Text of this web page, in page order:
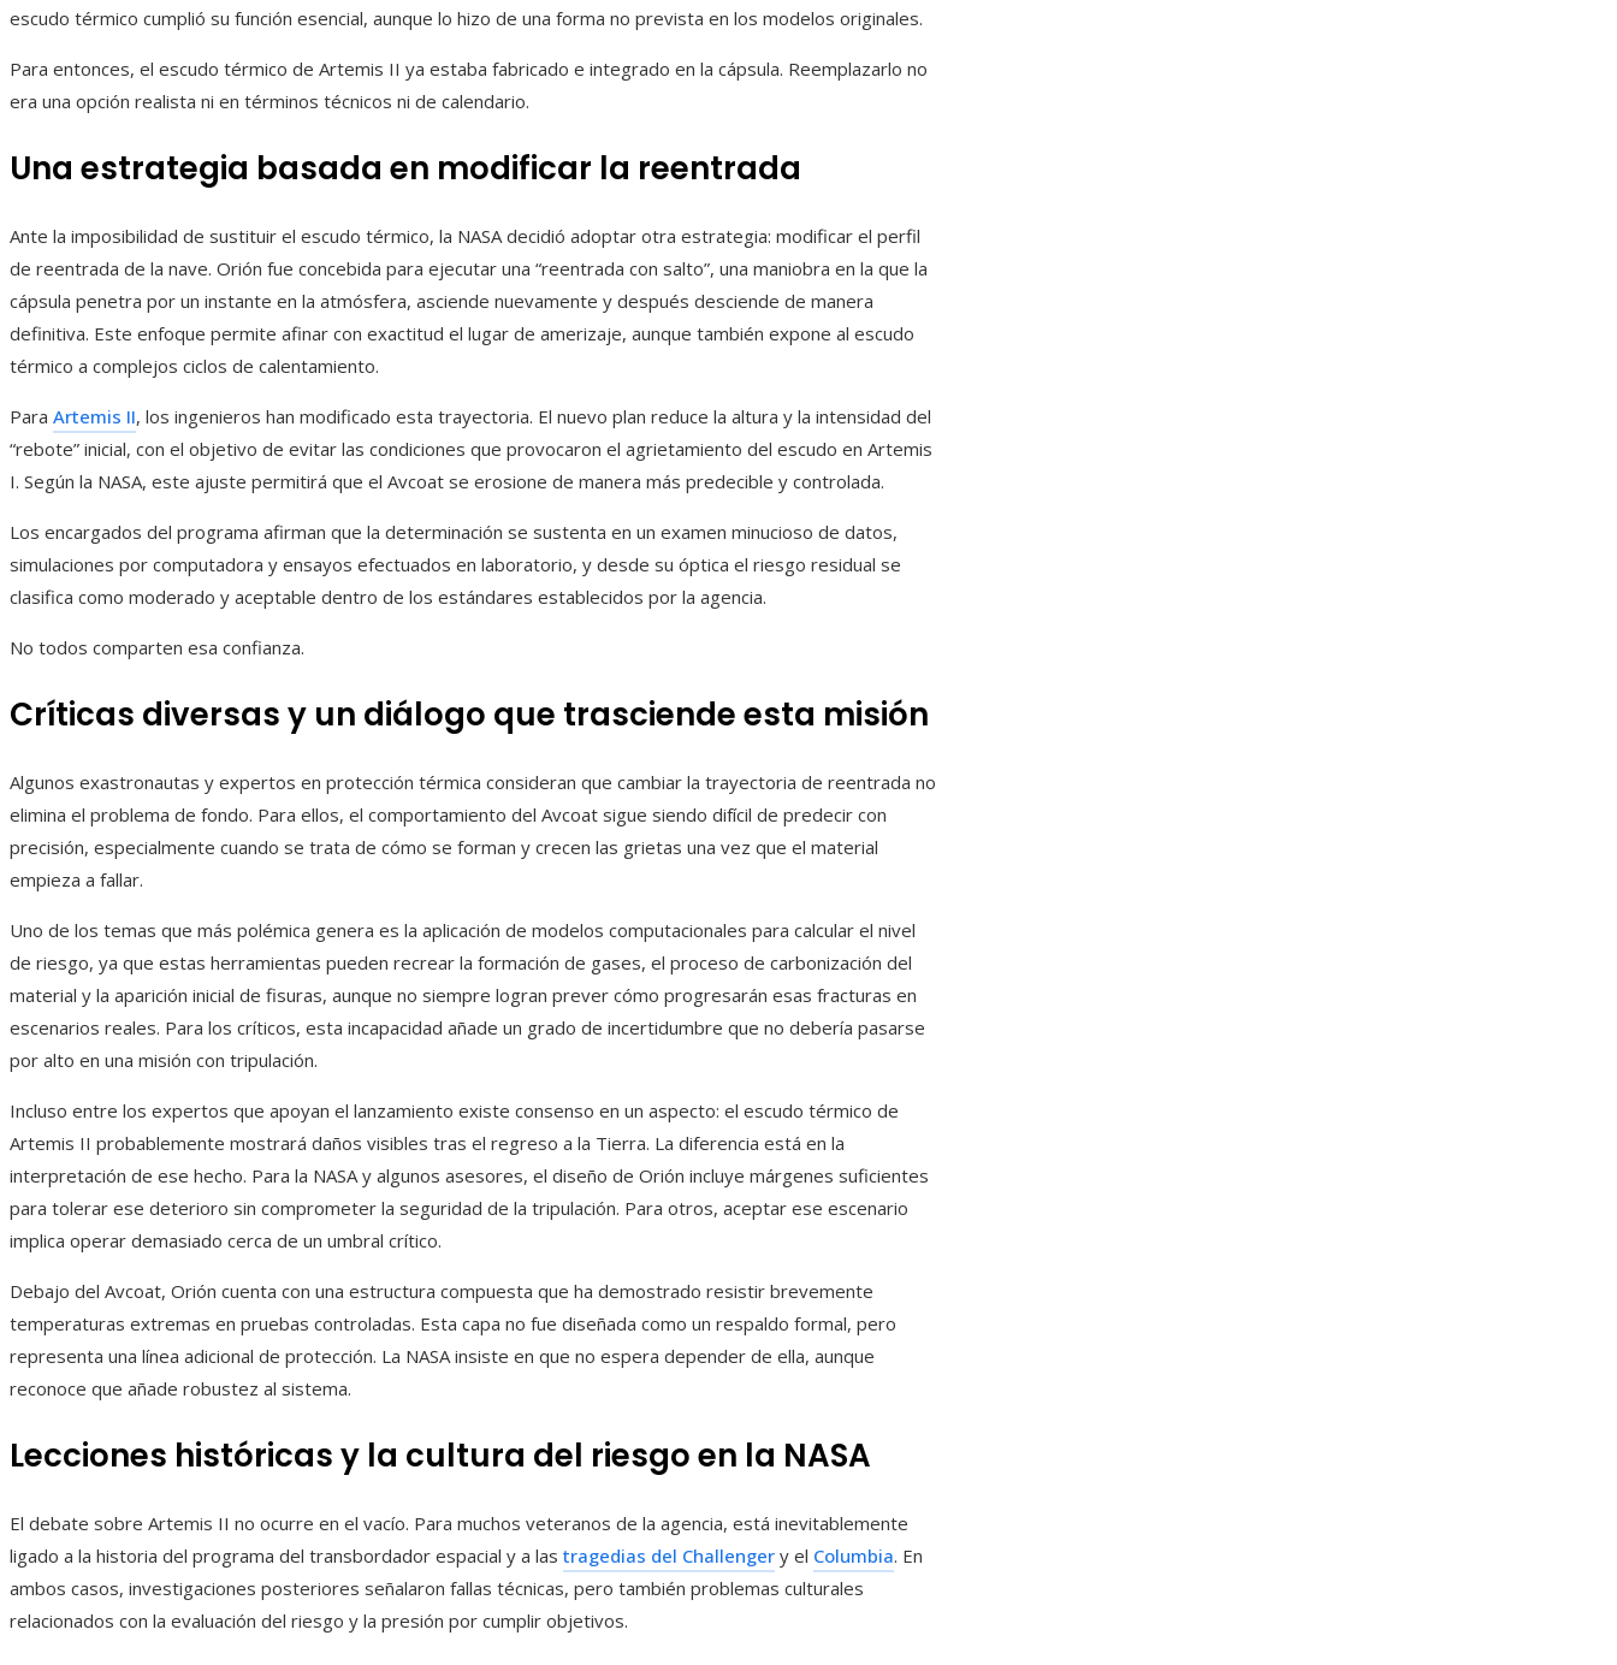
escudo térmico cumplió su función esencial, aunque lo hizo de una forma no prevista en los modelos originales.
Para entonces, el escudo térmico de Artemis II ya estaba fabricado e integrado en la cápsula. Reemplazarlo no
era una opción realista ni en términos técnicos ni de calendario.
Una estrategia basada en modificar la reentrada
Ante la imposibilidad de sustituir el escudo térmico, la NASA decidió adoptar otra estrategia: modificar el perfil
de reentrada de la nave. Orión fue concebida para ejecutar una “reentrada con salto”, una maniobra en la que la
cápsula penetra por un instante en la atmósfera, asciende nuevamente y después desciende de manera
definitiva. Este enfoque permite afinar con exactitud el lugar de amerizaje, aunque también expone al escudo
térmico a complejos ciclos de calentamiento.
Para Artemis II, los ingenieros han modificado esta trayectoria. El nuevo plan reduce la altura y la intensidad del
“rebote” inicial, con el objetivo de evitar las condiciones que provocaron el agrietamiento del escudo en Artemis
I. Según la NASA, este ajuste permitirá que el Avcoat se erosione de manera más predecible y controlada.
Los encargados del programa afirman que la determinación se sustenta en un examen minucioso de datos,
simulaciones por computadora y ensayos efectuados en laboratorio, y desde su óptica el riesgo residual se
clasifica como moderado y aceptable dentro de los estándares establecidos por la agencia.
No todos comparten esa confianza.
Críticas diversas y un diálogo que trasciende esta misión
Algunos exastronautas y expertos en protección térmica consideran que cambiar la trayectoria de reentrada no
elimina el problema de fondo. Para ellos, el comportamiento del Avcoat sigue siendo difícil de predecir con
precisión, especialmente cuando se trata de cómo se forman y crecen las grietas una vez que el material
empieza a fallar.
Uno de los temas que más polémica genera es la aplicación de modelos computacionales para calcular el nivel
de riesgo, ya que estas herramientas pueden recrear la formación de gases, el proceso de carbonización del
material y la aparición inicial de fisuras, aunque no siempre logran prever cómo progresarán esas fracturas en
escenarios reales. Para los críticos, esta incapacidad añade un grado de incertidumbre que no debería pasarse
por alto en una misión con tripulación.
Incluso entre los expertos que apoyan el lanzamiento existe consenso en un aspecto: el escudo térmico de
Artemis II probablemente mostrará daños visibles tras el regreso a la Tierra. La diferencia está en la
interpretación de ese hecho. Para la NASA y algunos asesores, el diseño de Orión incluye márgenes suficientes
para tolerar ese deterioro sin comprometer la seguridad de la tripulación. Para otros, aceptar ese escenario
implica operar demasiado cerca de un umbral crítico.
Debajo del Avcoat, Orión cuenta con una estructura compuesta que ha demostrado resistir brevemente
temperaturas extremas en pruebas controladas. Esta capa no fue diseñada como un respaldo formal, pero
representa una línea adicional de protección. La NASA insiste en que no espera depender de ella, aunque
reconoce que añade robustez al sistema.
Lecciones históricas y la cultura del riesgo en la NASA
El debate sobre Artemis II no ocurre en el vacío. Para muchos veteranos de la agencia, está inevitablemente
ligado a la historia del programa del transbordador espacial y a las tragedias del Challenger y el Columbia. En
ambos casos, investigaciones posteriores señalaron fallas técnicas, pero también problemas culturales
relacionados con la evaluación del riesgo y la presión por cumplir objetivos.